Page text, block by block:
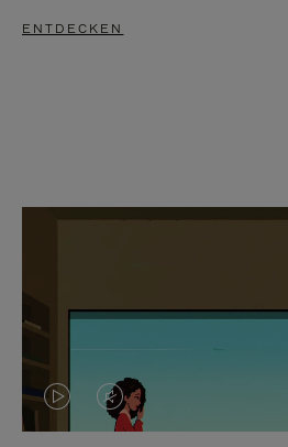
ENTDECKEN
DASVIDEO